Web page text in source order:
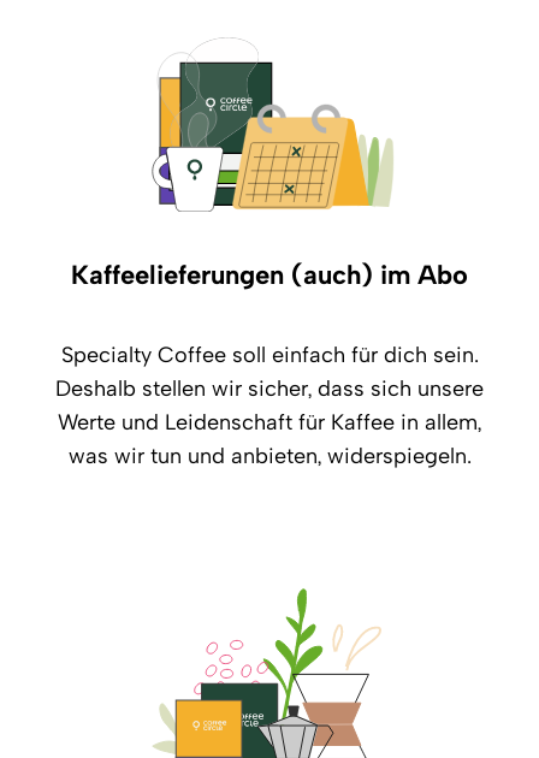
Kaffeelieferungen (auch) im Abo
Specialty Coffee soll einfach für dich sein.
Deshalb stellen wir sicher, dass sich unsere
Werte und Leidenschaft für Kaffee in allem,
was wir tun und anbieten, widerspiegeln.